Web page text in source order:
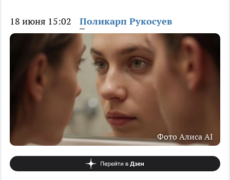
18 июня 15:02 Поликарп Рукосуев
Фото Алиса AI